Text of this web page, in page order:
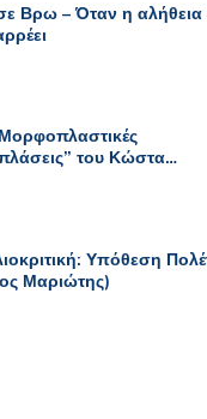
Βρω – Όταν η αλήθεια
του Κώστα…
Υπόθεση
Μαριώτης)